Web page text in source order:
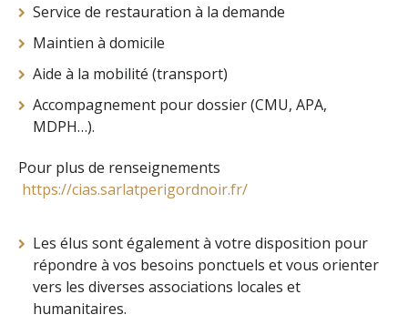
Service de restauration à la demande
Maintien à domicile
Aide à la mobilité (transport)
Accompagnement pour dossier (CMU, APA,
MDPH…).
Pour plus de renseignements
https://cias.sarlatperigordnoir.fr/
Les élus sont également à votre disposition pour
répondre à vos besoins ponctuels et vous orienter
vers les diverses associations locales et
humanitaires.